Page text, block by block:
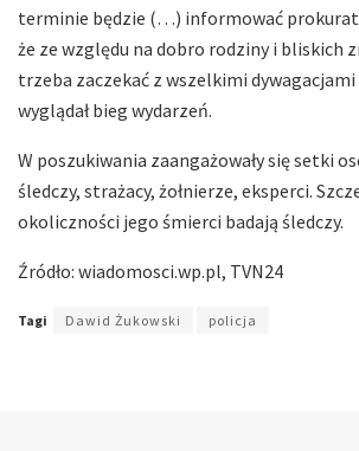
terminie będzie (…) informować
że ze względu na dobro rodziny i bliskich
trzeba zaczekać z wszelkimi
wyglądał bieg wydarzeń.
W poszukiwania zaangażowały się setki
śledczy, strażacy, żołnierze, eksperci.
okoliczności jego śmierci badają śledczy.
Źródło: wiadomosci.wp.pl, TVN24
Tagi Dawid Żukowski policja